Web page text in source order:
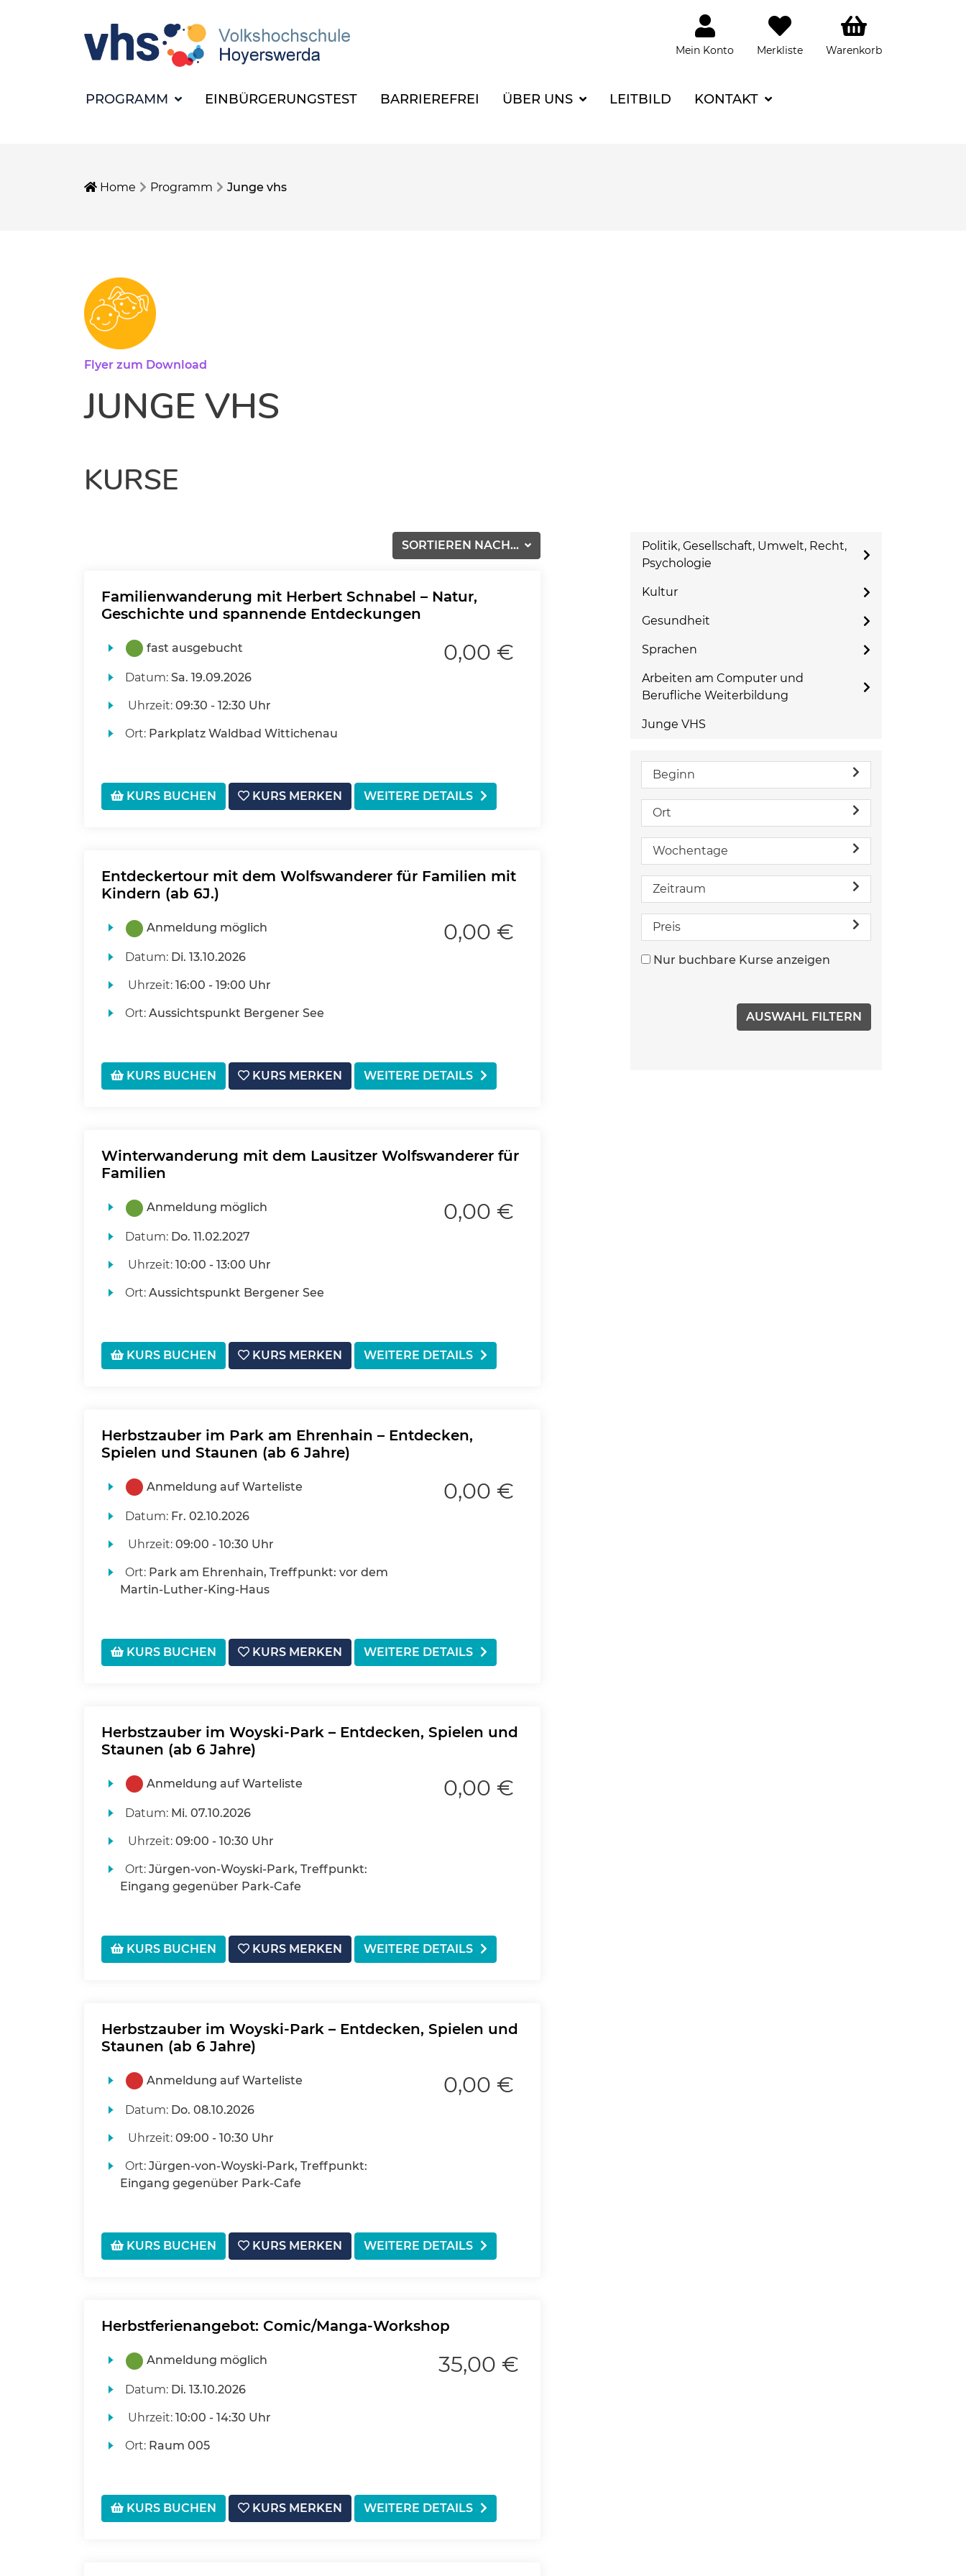
Mein Konto Merkliste Warenkorb
PROGRAMM EINBÜRGERUNGSTEST BARRIEREFREI ÜBER UNS LEITBILD KONTAKT
Home Programm Junge vhs
Flyer zum Download
JUNGE VHS
KURSE
SORTIEREN NACH...
Familienwanderung mit Herbert Schnabel – Natur,
Geschichte und spannende Entdeckungen
fast ausgebucht
Datum: Sa. 19.09.2026
Uhrzeit: 09:30 - 12:30 Uhr
Ort: Parkplatz Waldbad Wittichenau
0,00 €
KURS BUCHEN KURS MERKEN WEITERE DETAILS
Entdeckertour mit dem Wolfswanderer für Familien mit
Kindern (ab 6J.)
Anmeldung möglich
Datum: Di. 13.10.2026
Uhrzeit: 16:00 - 19:00 Uhr
Ort: Aussichtspunkt Bergener See
0,00 €
KURS BUCHEN KURS MERKEN WEITERE DETAILS
Winterwanderung mit dem Lausitzer Wolfswanderer für
Familien
Anmeldung möglich
Datum: Do. 11.02.2027
Uhrzeit: 10:00 - 13:00 Uhr
Ort: Aussichtspunkt Bergener See
0,00 €
KURS BUCHEN KURS MERKEN WEITERE DETAILS
Herbstzauber im Park am Ehrenhain – Entdecken,
Spielen und Staunen (ab 6 Jahre)
Anmeldung auf Warteliste
Datum: Fr. 02.10.2026
Uhrzeit: 09:00 - 10:30 Uhr
Ort: Park am Ehrenhain, Treffpunkt: vor dem
Martin-Luther-King-Haus
0,00 €
KURS BUCHEN KURS MERKEN WEITERE DETAILS
Herbstzauber im Woyski-Park – Entdecken, Spielen und
Staunen (ab 6 Jahre)
Anmeldung auf Warteliste
Datum: Mi. 07.10.2026
Uhrzeit: 09:00 - 10:30 Uhr
Ort: Jürgen-von-Woyski-Park, Treffpunkt:
Eingang gegenüber Park-Cafe
0,00 €
KURS BUCHEN KURS MERKEN WEITERE DETAILS
Herbstzauber im Woyski-Park – Entdecken, Spielen und
Staunen (ab 6 Jahre)
Anmeldung auf Warteliste
Datum: Do. 08.10.2026
Uhrzeit: 09:00 - 10:30 Uhr
Ort: Jürgen-von-Woyski-Park, Treffpunkt:
Eingang gegenüber Park-Cafe
0,00 €
KURS BUCHEN KURS MERKEN WEITERE DETAILS
Herbstferienangebot: Comic/Manga-Workshop
Anmeldung möglich
Datum: Di. 13.10.2026
Uhrzeit: 10:00 - 14:30 Uhr
Ort: Raum 005
35,00 €
KURS BUCHEN KURS MERKEN WEITERE DETAILS
Politik, Gesellschaft, Umwelt, Recht,
Psychologie
Kultur
Gesundheit
Sprachen
Arbeiten am Computer und
Berufliche Weiterbildung
Junge VHS
Beginn
Ort
Wochentage
Zeitraum
Preis
Nur buchbare Kurse anzeigen